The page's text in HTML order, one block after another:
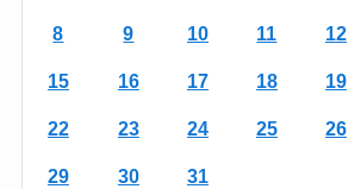
8 9 10 11 12
15 16 17 18 19
22 23 24 25 26
29 30 31